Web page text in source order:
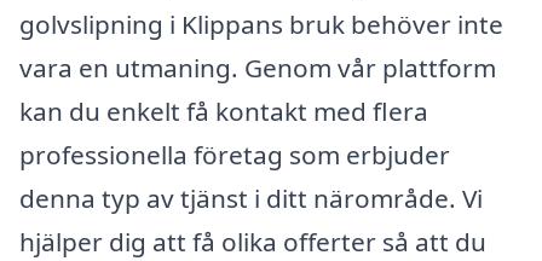
golvslipning i Klippans bruk behöver inte
vara en utmaning. Genom vår plattform
kan du enkelt få kontakt med flera
professionella företag som erbjuder
denna typ av tjänst i ditt närområde. Vi
hjälper dig att få olika offerter så att du